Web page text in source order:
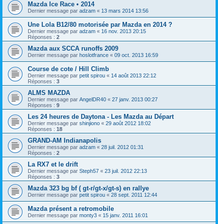
Mazda Ice Race • 2014
Dernier message par adzam « 13 mars 2014 13:56
Une Lola B12/80 motorisée par Mazda en 2014 ?
Dernier message par adzam « 16 nov. 2013 20:15
Réponses : 2
Mazda aux SCCA runoffs 2009
Dernier message par hoslotfrance « 09 oct. 2013 16:59
Course de cote / Hill Climb
Dernier message par petit spirou « 14 août 2013 22:12
Réponses : 3
ALMS MAZDA
Dernier message par AngelDR40 « 27 janv. 2013 00:27
Réponses : 9
Les 24 heures de Daytona - Les Mazda au Départ
Dernier message par shinjiono « 29 août 2012 18:02
Réponses : 18
GRAND-AM Indianapolis
Dernier message par adzam « 28 juil. 2012 01:31
Réponses : 2
La RX7 et le drift
Dernier message par Steph57 « 23 juil. 2012 22:13
Réponses : 3
Mazda 323 bg bf ( gt-r/gt-x/gt-s) en rallye
Dernier message par petit spirou « 28 sept. 2011 12:44
Mazda présent a retromobile
Dernier message par monty3 « 15 janv. 2011 16:01